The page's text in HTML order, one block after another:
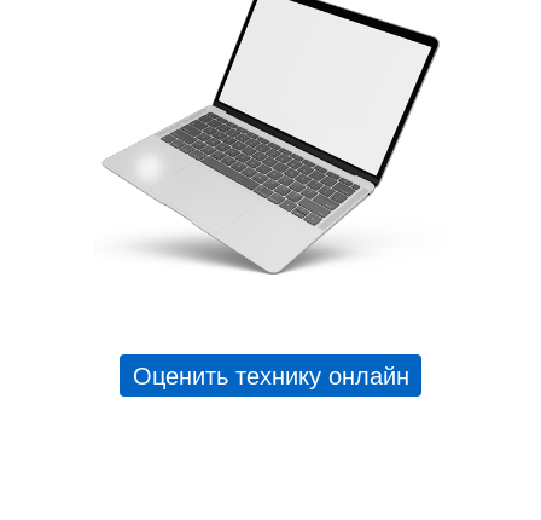
Оценить технику онлайн